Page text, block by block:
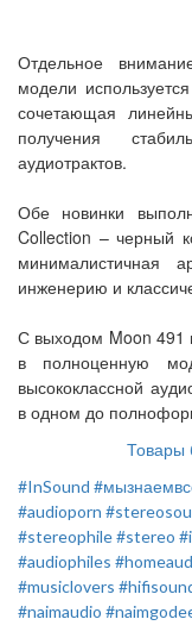
Отдельное
модели
сочетающая
получения
аудиотрактов.
Обе новинки
Collection – черный
минималистичная
инженерию и
С выходом Moon 491
в полноценную
высококлассной
в одном до
Товары
#InSound
#audioporn
#stereophile#stereo
#audiophiles
#musiclovers
#naimaudio